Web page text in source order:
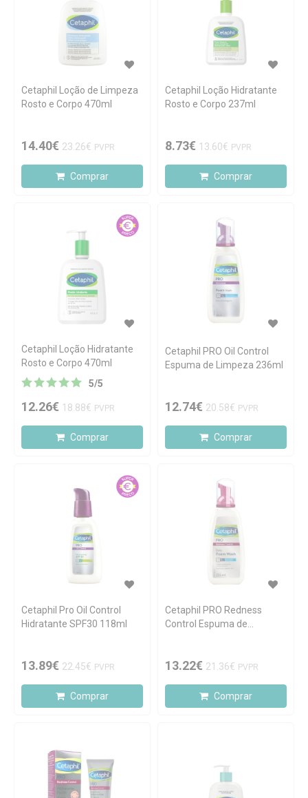
Cetaphil Loção de Limpeza
Rosto e Corpo 470ml
14.40€ 23.26€ PVPR
Comprar
Cetaphil Loção Hidratante
Rosto e Corpo 237ml
8.73€ 13.60€ PVPR
Comprar
Cetaphil Loção Hidratante
Rosto e Corpo 470ml
5/5
12.26€ 18.88€ PVPR
Comprar
Cetaphil PRO Oil Control
Espuma de Limpeza 236ml
12.74€ 20.58€ PVPR
Comprar
Cetaphil Pro Oil Control
Hidratante SPF30 118ml
13.89€ 22.45€ PVPR
Comprar
Cetaphil PRO Redness
Control Espuma de
13.22€ 21.36€ PVPR
Comprar